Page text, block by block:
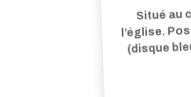
Situé au
l’église.
(disque